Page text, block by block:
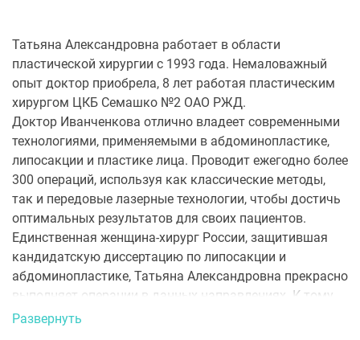
Татьяна Александровна работает в области
пластической хирургии с 1993 года. Немаловажный
опыт доктор приобрела, 8 лет работая пластическим
хирургом ЦКБ Семашко №2 ОАО РЖД.
Доктор Иванченкова отлично владеет современными
технологиями, применяемыми в абдоминопластике,
липосакции и пластике лица. Проводит ежегодно более
300 операций, используя как классические методы,
так и передовые лазерные технологии, чтобы достичь
оптимальных результатов для своих пациентов.
Единственная женщина-хирург России, защитившая
кандидатскую диссертацию по липосакции и
абдоминопластике, Татьяна Александровна прекрасно
выполняет операции в данных направлениях. К тому
же, доктор является автором 14 научных работ по
Развернуть